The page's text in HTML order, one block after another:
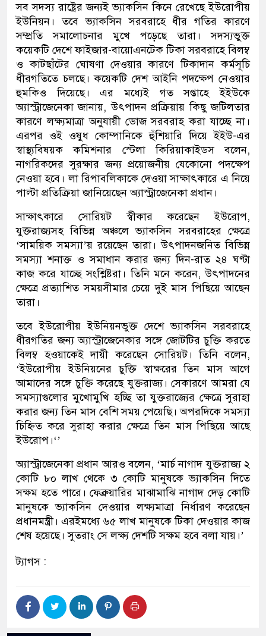
সব সদস্য রাষ্ট্রের জন্যই ভ্যাকসিন কিনে রেখেছে ইউরোপীয়
ইউনিয়ন। তবে ভ্যাকসিন সরবরাহে ধীর গতির কারণে
সম্প্রতি সমালোচনার মুখে পড়েছে তারা। সদস্যভুক্ত
কয়েকটি দেশে ফাইজার-বায়োএনটেক টিকা সরবরাহে বিলম্ব
ও কাটছাঁটের ঘোষণা দেওয়ার কারণে টিকাদান কর্মসূচি
ধীরগতিতে চলছে। কয়েকটি দেশ আইনি পদক্ষেপ নেওয়ার
হুমকিও দিয়েছে। এর মধ্যেই গত সপ্তাহে ইইউকে
অ্যাস্ট্রাজেনেকা জানায়, উৎপাদন প্রক্রিয়ায় কিছু জটিলতার
কারণে লক্ষ্যমাত্রা অনুযায়ী ডোজ সরবরাহ করা যাচ্ছে না।
এরপর ওই ওষুধ কোম্পানিকে হুঁশিয়ারি দিয়ে ইইউ-এর
স্বাস্থ্যবিষয়ক কমিশনার স্টেলা কিরিয়াকাইডস বলেন,
নাগরিকদের সুরক্ষার জন্য প্রয়োজনীয় যেকোনো পদক্ষেপ
নেওয়া হবে। লা রিপাবলিকাকে দেওয়া সাক্ষাৎকারে এ নিয়ে
পাল্টা প্রতিক্রিয়া জানিয়েছেন অ্যাস্ট্রাজেনেকা প্রধান।
সাক্ষাৎকারে সোরিয়ট স্বীকার করেছেন ইউরোপ,
যুক্তরাজ্যসহ বিভিন্ন অঞ্চলে ভ্যাকসিন সরবরাহের ক্ষেত্রে
‘সাময়িক সমস্যা’য় রয়েছেন তারা। উৎপাদনজনিত বিভিন্ন
সমস্যা শনাক্ত ও সমাধান করার জন্য দিন-রাত ২৪ ঘণ্টা
কাজ করে যাচ্ছে সংশ্লিষ্টরা। তিনি মনে করেন, উৎপাদনের
ক্ষেত্রে প্রত্যাশিত সময়সীমার চেয়ে দুই মাস পিছিয়ে আছেন
তারা।
তবে ইউরোপীয় ইউনিয়নভুক্ত দেশে ভ্যাকসিন সরবরাহে
ধীরগতির জন্য অ্যাস্ট্রাজেনেকার সঙ্গে জোটটির চুক্তি করতে
বিলম্ব হওয়াকেই দায়ী করেছেন সোরিয়ট। তিনি বলেন,
‘ইউরোপীয় ইউনিয়নের চুক্তি স্বাক্ষরের তিন মাস আগে
আমাদের সঙ্গে চুক্তি করেছে যুক্তরাজ্য। সেকারণে আমরা যে
সমস্যাগুলোর মুখোমুখি হচ্ছি তা যুক্তরাজ্যের ক্ষেত্রে সুরাহা
করার জন্য তিন মাস বেশি সময় পেয়েছি। অপরদিকে সমস্যা
চিহ্নিত করে সুরাহা করার ক্ষেত্রে তিন মাস পিছিয়ে আছে
ইউরোপ।‘’
অ্যাস্ট্রাজেনেকা প্রধান আরও বলেন, ‘মার্চ নাগাদ যুক্তরাজ্য ২
কোটি ৮০ লাখ থেকে ৩ কোটি মানুষকে ভ্যাকসিন দিতে
সক্ষম হতে পারে। ফেব্রুয়ারির মাঝামাঝি নাগাদ দেড় কোটি
মানুষকে ভ্যাকসিন দেওয়ার লক্ষ্যমাত্রা নির্ধারণ করেছেন
প্রধানমন্ত্রী। এরইমধ্যে ৬৫ লাখ মানুষকে টিকা দেওয়ার কাজ
শেষ হয়েছে। সুতরাং সে লক্ষ্য দেশটি সক্ষম হবে বলা যায়।’
ট্যাগস :